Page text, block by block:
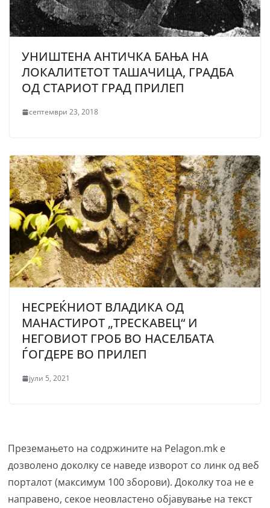
УНИШТЕНА АНТИЧКА БАЊА НА
ЛОКАЛИТЕТОТ ТАШАЧИЦА, ГРАДБА
ОД СТАРИОТ ГРАД ПРИЛЕП
септември 23, 2018
НЕСРЕЌНИОТ ВЛАДИКА ОД
МАНАСТИРОТ „ТРЕСКАВЕЦ“ И
НЕГОВИОТ ГРОБ ВО НАСЕЛБАТА
ЃОГДЕРЕ ВО ПРИЛЕП
јули 5, 2021
Преземањето на содржините на Pelagon.mk е
дозволено доколку се наведе изворот со линк од веб
порталот (максимум 100 зборови). Доколку тоа не е
направено, секое неовластено објавување на текст